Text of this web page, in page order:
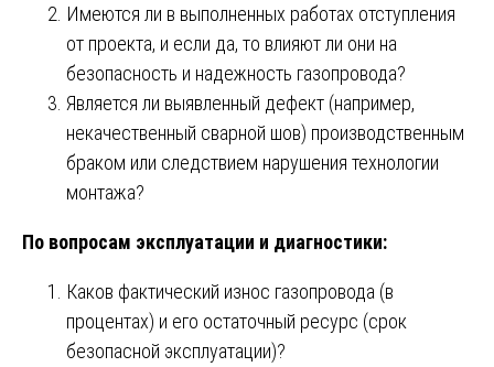
Имеются ли в выполненных работах отступления
от проекта, и если да, то влияют ли они на
безопасность и надежность газопровода?
Является ли выявленный дефект (например,
некачественный сварной шов) производственным
браком или следствием нарушения технологии
монтажа?
По вопросам эксплуатации и диагностики:
Каков фактический износ газопровода (в
процентах) и его остаточный ресурс (срок
безопасной эксплуатации)?